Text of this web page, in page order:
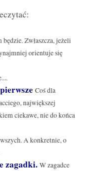
Zwłaszcza, jeżeli
orientuje się
Coś dla
największej
ciekawe, nie do końca
A konkretnie, o
zagadki. W zagadce